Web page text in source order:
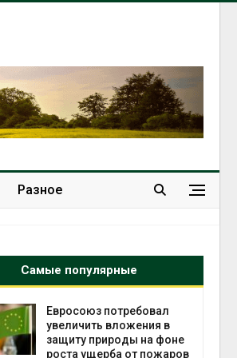
Разное
Самые популярные
Американские экологи
предупредили о
масштабном загрязнении
из-за противопожарной